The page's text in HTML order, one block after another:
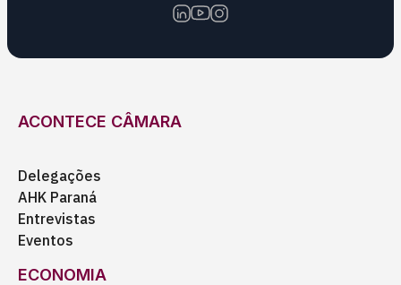
ACONTECE CÂMARA
Delegações
AHK Paraná
Entrevistas
Eventos
ECONOMIA